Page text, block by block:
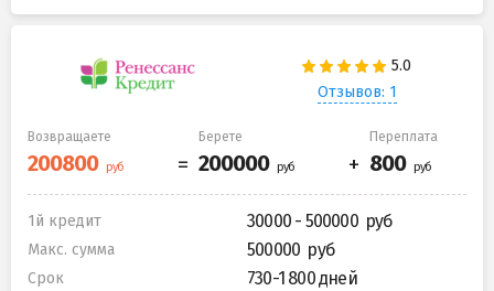
Отзывов: 1
Возвращаете Берете Переплата
1й кредит 30000 - 500000
Макс. сумма 500000
Срок 730-1 800 дней